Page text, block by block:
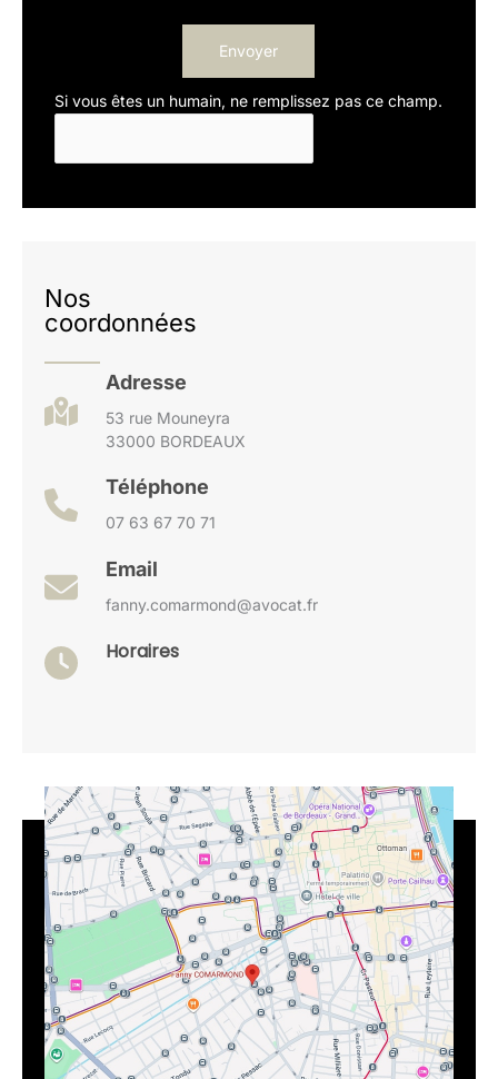
Envoyer
Si vous êtes un humain, ne remplissez pas ce champ.
Nos
coordonnées
Adresse
53 rue Mouneyra
33000 BORDEAUX
Téléphone
07 63 67 70 71
Email
fanny.comarmond@avocat.fr
Horaires